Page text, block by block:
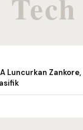
Luncurkan